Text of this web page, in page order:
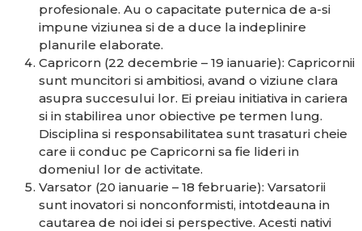
profesionale. Au o capacitate puternica de a-si
impune viziunea si de a duce la indeplinire
planurile elaborate.
Capricorn (22 decembrie – 19 ianuarie): Capricornii
sunt muncitori si ambitiosi, avand o viziune clara
asupra succesului lor. Ei preiau initiativa in cariera
si in stabilirea unor obiective pe termen lung.
Disciplina si responsabilitatea sunt trasaturi cheie
care ii conduc pe Capricorni sa fie lideri in
domeniul lor de activitate.
Varsator (20 ianuarie – 18 februarie): Varsatorii
sunt inovatori si nonconformisti, intotdeauna in
cautarea de noi idei si perspective. Acesti nativi